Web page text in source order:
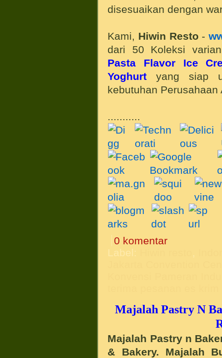
disesuaikan dengan
Kami, Hiwin Resto -
dari 50 Koleksi
Pasta Flavor Ice
Yoghurt yang siap
kebutuhan
0 komentar
Label:
Majalah Pastry N
Majalah Pastry n
& Bakery. Majalah